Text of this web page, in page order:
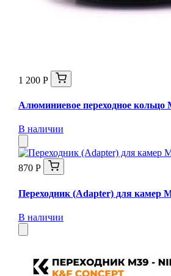
1 200 Р
Алюминиевое переходное кольцо
В наличии
870 Р
Переходник (Adapter) для камер
В наличии